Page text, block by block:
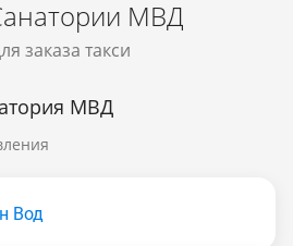
МВД
заказа такси
МВД
Вод